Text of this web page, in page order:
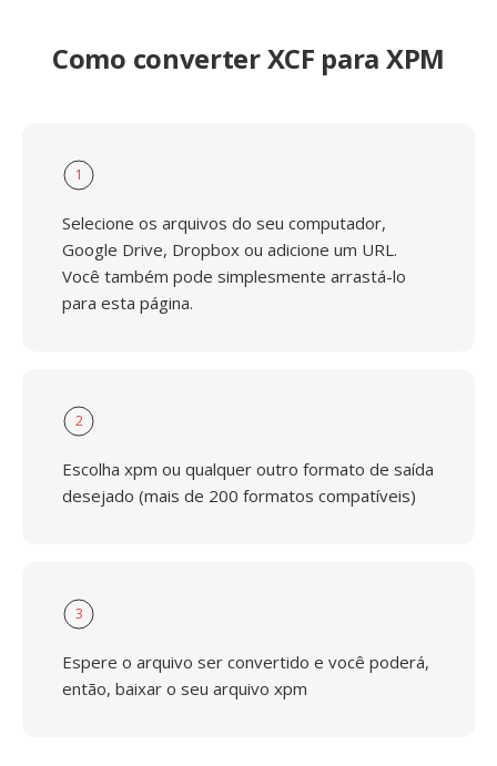
Como converter XCF para XPM
1
Selecione os arquivos do seu computador,
Google Drive, Dropbox ou adicione um URL.
Você também pode simplesmente arrastá-lo
para esta página.
2
Escolha xpm ou qualquer outro formato de saída
desejado (mais de 200 formatos compatíveis)
3
Espere o arquivo ser convertido e você poderá,
então, baixar o seu arquivo xpm